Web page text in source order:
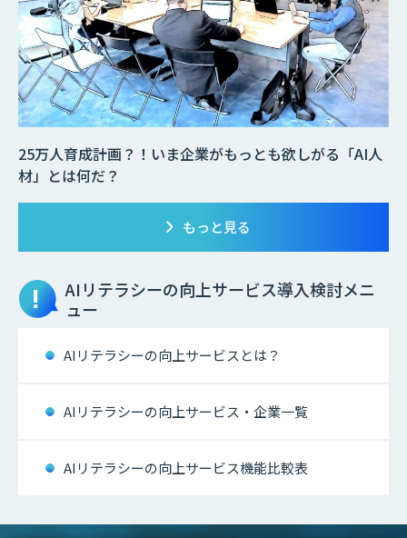
25万人育成計画？！いま企業がもっとも欲しがる「AI人
材」とは何だ？
もっと見る
AIリテラシーの向上サービス導入検討メニ
ュー
AIリテラシーの向上サービスとは？
AIリテラシーの向上サービス・企業一覧
AIリテラシーの向上サービス機能比較表